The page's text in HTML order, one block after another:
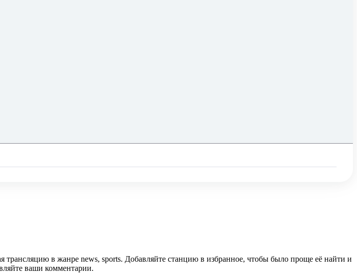
в жанре news, sports. Добавляйте станцию в избранное, чтобы было проще её найти и
ваши комментарии.